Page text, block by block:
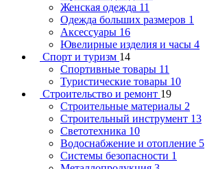
Женская одежда 11
Одежда больших размеров 1
Аксессуары 16
Ювелирные изделия и часы 4
Спорт и туризм 14
Спортивные товары 11
Туристические товары 10
Строительство и ремонт 19
Строительные материалы 2
Строительный инструмент 13
Светотехника 10
Водоснабжение и отопление 5
Системы безопасности 1